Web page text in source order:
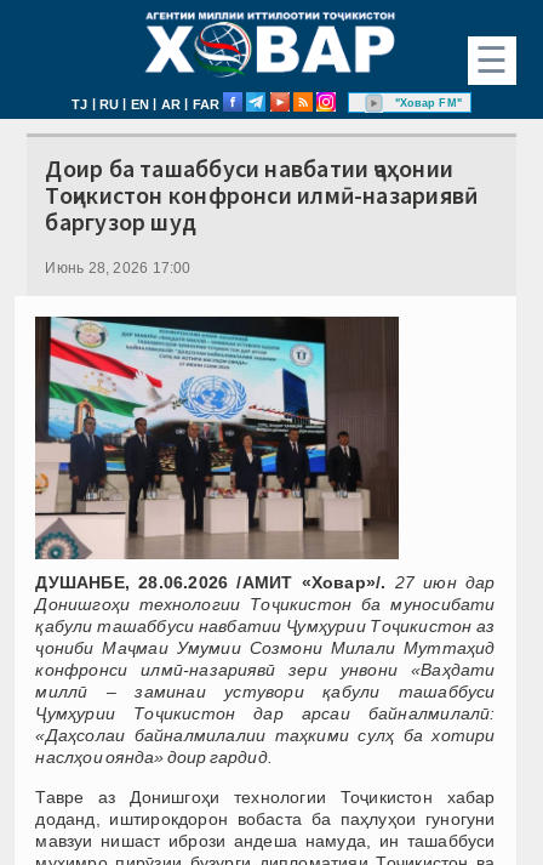
☰
TJ | RU | EN | AR | FAR "Ховар FM"
Доир ба ташаббуси навбатии ҷаҳонии
Тоҷикистон конфронси илмӣ-назариявӣ
баргузор шуд
Июнь 28, 2026 17:00
ДУШАНБЕ, 28.06.2026 /АМИТ «Ховар»/. 27 июн дар
Донишгоҳи технологии Тоҷикистон ба муносибати
қабули ташаббуси навбатии Ҷумҳурии Тоҷикистон аз
ҷониби Маҷмаи Умумии Созмони Милали Муттаҳид
конфронси илмӣ-назариявӣ зери унвони «Ваҳдати
миллӣ – заминаи устувори қабули ташаббуси
Ҷумҳурии Тоҷикистон дар арсаи байналмилалӣ:
«Даҳсолаи байналмилалии таҳкими сулҳ ба хотири
наслҳои оянда» доир гардид.
Тавре аз Донишгоҳи технологии Тоҷикистон хабар
доданд, иштирокдорон вобаста ба паҳлуҳои гуногуни
мавзуи нишаст ибрози андеша намуда, ин ташаббуси